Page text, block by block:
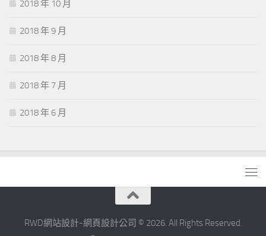
2018 年 10 月
2018 年 9 月
2018 年 8 月
2018 年 7 月
2018 年 6 月
RWD網站設計-網頁設計公司 © 2026. All Rights Reserved.